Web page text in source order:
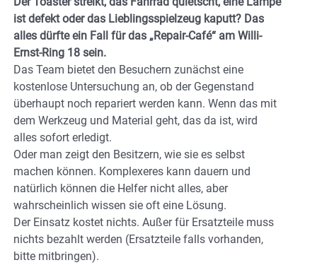
ist defekt oder das Lieblingsspielzeug kaputt? Das
alles dürfte ein Fall für das „Repair-Café“ am Willi-
Ernst-Ring 18 sein.
Das Team bietet den Besuchern zunächst eine
kostenlose Untersuchung an, ob der Gegenstand
überhaupt noch repariert werden kann. Wenn das mit
dem Werkzeug und Material geht, das da ist, wird
alles sofort erledigt.
Oder man zeigt den Besitzern, wie sie es selbst
machen können. Komplexeres kann dauern und
natürlich können die Helfer nicht alles, aber
wahrscheinlich wissen sie oft eine Lösung.
Der Einsatz kostet nichts. Außer für Ersatzteile muss
nichts bezahlt werden (Ersatzteile falls vorhanden,
bitte mitbringen).